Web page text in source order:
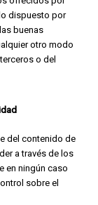
dispuesto por
buenas
otro modo
o del
del contenido de
a través de los
en ningún caso
sobre el